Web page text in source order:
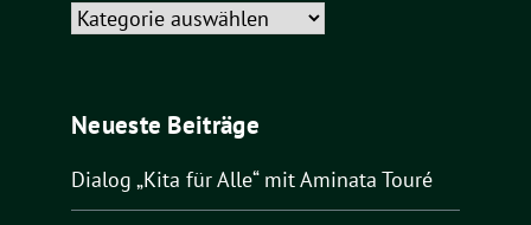
Kategorien
Neueste Beiträge
Dialog „Kita für Alle“ mit Aminata Touré